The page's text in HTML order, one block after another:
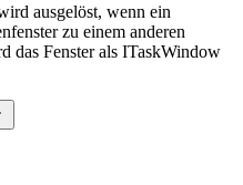
ausgelöst, wenn ein
zu einem anderen
das Fenster als ITaskWindow